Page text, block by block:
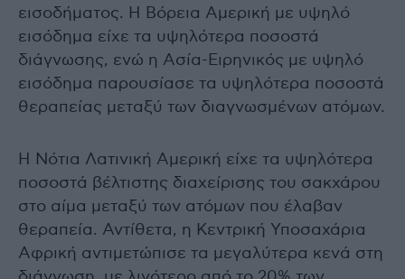
εισοδήματος. Η Βόρεια Αμερική με υψηλό
εισόδημα είχε τα υψηλότερα ποσοστά
διάγνωσης, ενώ η Ασία-Ειρηνικός με υψηλό
εισόδημα παρουσίασε τα υψηλότερα ποσοστά
θεραπείας μεταξύ των διαγνωσμένων ατόμων.
Η Νότια Λατινική Αμερική είχε τα υψηλότερα
ποσοστά βέλτιστης διαχείρισης του σακχάρου
στο αίμα μεταξύ των ατόμων που έλαβαν
θεραπεία. Αντίθετα, η Κεντρική Υποσαχάρια
Αφρική αντιμετώπισε τα μεγαλύτερα κενά στη